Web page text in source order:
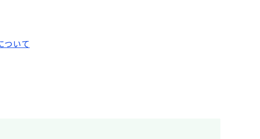
ついて